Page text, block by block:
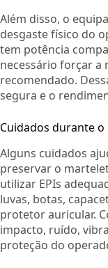
Além disso, o
desgaste físico do
tem potência
necessário forçar a
recomendado.
segura e o
Cuidados durante o
Alguns cuidados
preservar o
utilizar EPIs
luvas, botas,
protetor auricular.
impacto, ruído,
proteção do